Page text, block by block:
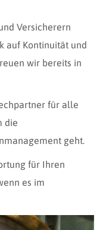
Versicherern
auf Kontinuität und
wir bereits in
für alle
die
geht.
für Ihren
es im